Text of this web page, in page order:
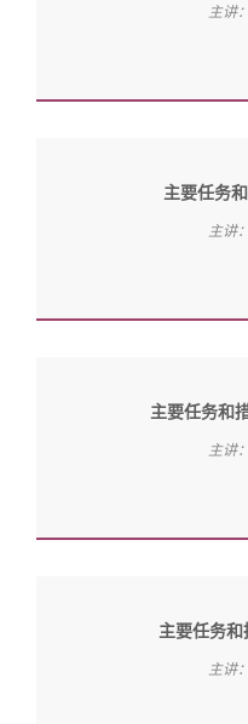
主讲
主要任务
主讲
主要任务和
主讲
主要任务
主讲